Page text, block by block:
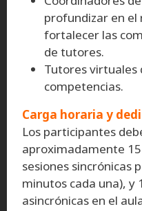
profundizar en el
fortalecer las
de tutores.
Tutores virtuales
competencias.
Carga horaria y
Los participantes
aproximadamente
sesiones sincrónicas
minutos cada una), y
asincrónicas en el